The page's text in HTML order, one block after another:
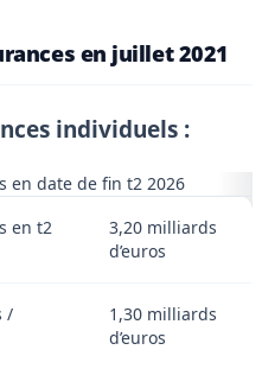
en juillet 2021
individuels :
en date de fin t2 2026
en t2
3,20 milliards
d’euros
/
1,30 milliards
d’euros